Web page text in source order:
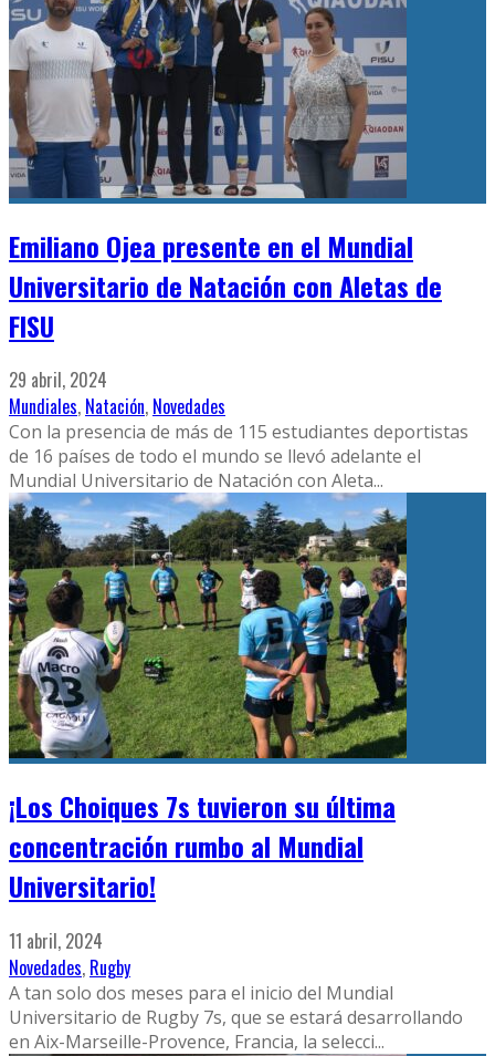
Emiliano Ojea presente en el Mundial
Universitario de Natación con Aletas de
FISU
29 abril, 2024
Mundiales, Natación, Novedades
Con la presencia de más de 115 estudiantes deportistas
de 16 países de todo el mundo se llevó adelante el
Mundial Universitario de Natación con Aleta...
¡Los Choiques 7s tuvieron su última
concentración rumbo al Mundial
Universitario!
11 abril, 2024
Novedades, Rugby
A tan solo dos meses para el inicio del Mundial
Universitario de Rugby 7s, que se estará desarrollando
en Aix-Marseille-Provence, Francia, la selecci...